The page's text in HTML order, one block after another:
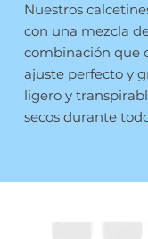
Nuestros
con una mezcla
combinación que
ajuste perfecto y
ligero y
secos durante